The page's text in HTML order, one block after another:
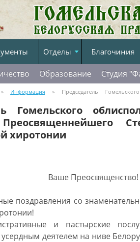
Отделы Благочиния
Образование Студия
Информация» Председатель
с 10-летием архиерейской хиротонии
Гомельского
хиротонии
Ваше Преосвященство!
поздравления со
и пастырские
деятелем на ниве